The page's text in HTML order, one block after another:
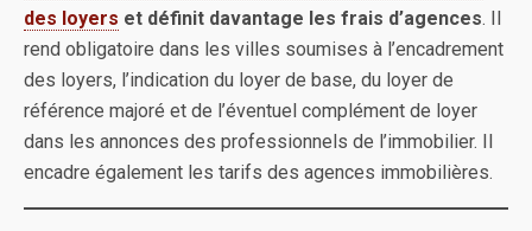
des loyers et définit davantage les frais d’agences. Il
rend obligatoire dans les villes soumises à l’encadrement
des loyers, l’indication du loyer de base, du loyer de
référence majoré et de l’éventuel complément de loyer
dans les annonces des professionnels de l’immobilier. Il
encadre également les tarifs des agences immobilières.